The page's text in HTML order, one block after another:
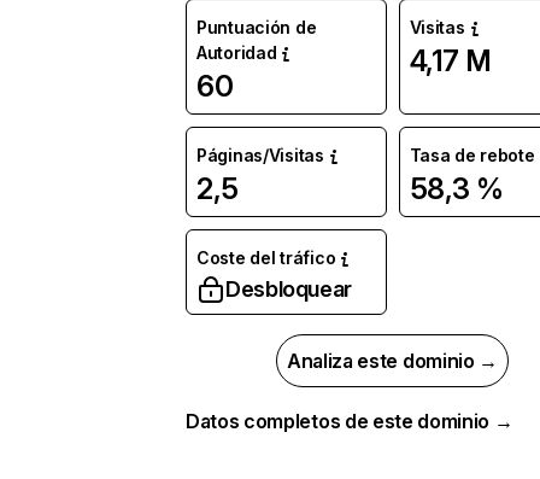
Puntuación de
Autoridad
60
Visitas
4,17 M
Páginas/Visitas
2,5
Tasa de rebote
58,3 %
Coste del tráfico
Desbloquear
Analiza este dominio →
Datos completos de este dominio →